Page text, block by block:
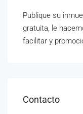
Publique su
gratuita, le
facilitar y
Contacto